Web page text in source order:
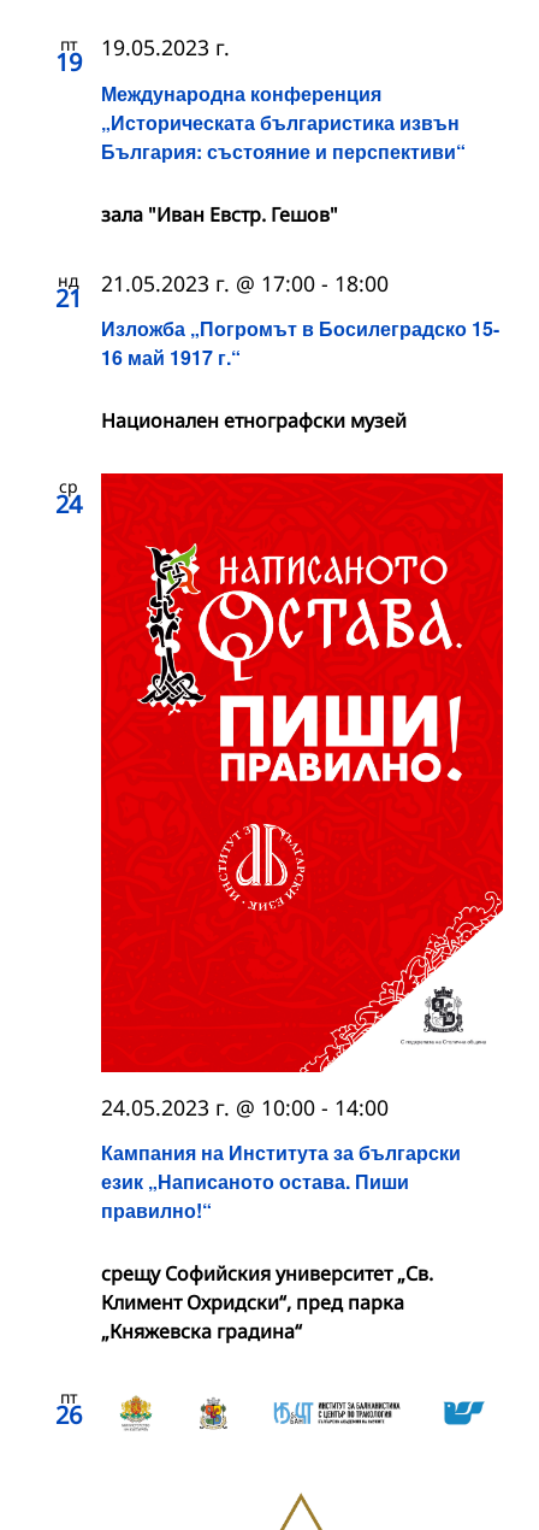
пт
19
Международна конференция
„Историческата българистика извън
България: състояние и перспективи“
19.05.2023 г.
зала "Иван Евстр. Гешов"
нд
21
Изложба „Погромът в Босилеградско 15-
16 май 1917 г.“
21.05.2023 г. @ 17:00 - 18:00
Национален етнографски музей
ср
24
Кампания на Института за български
език „Написаното остава. Пиши
правилно!“
24.05.2023 г. @ 10:00 - 14:00
срещу Софийския университет „Св.
Климент Охридски“, пред парка
„Княжевска градина“
пт
26